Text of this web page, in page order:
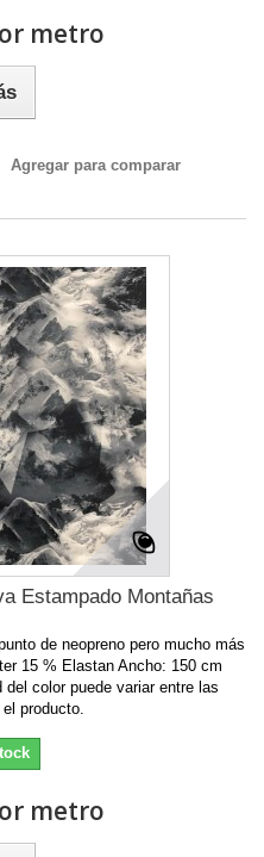
metro
Agregar para comparar
Estampado Montañas
de neopreno pero mucho más
15 % Elastan Ancho: 150 cm
color puede variar entre las
producto.
metro